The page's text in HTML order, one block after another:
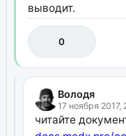
выводит.
0
Володя
17 ноября 2017,
читайте